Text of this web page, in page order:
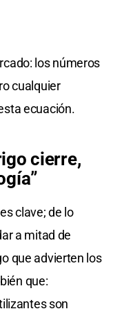
los números
cualquier
ecuación.
cierre,
clave; de lo
a mitad de
que advierten los
que:
son